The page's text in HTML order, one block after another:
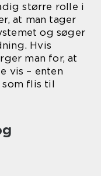
større rolle i
at man tager
og søger
Hvis
man for, at
vis – enten
flis til